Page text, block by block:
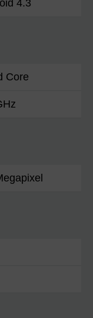
4.3
Core